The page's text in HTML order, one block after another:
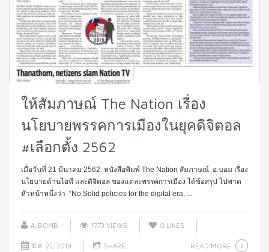
ให้สัมภาษณ์ The Nation เรื่อง
นโยบายพรรคการเมืองในยุคดิจิตอล
#เลือกตั้ง 2562
เมื่อวันที่ 21 มีนาคม 2562 หนังสือพิมพ์ The Nation สัมภาษณ์ อ.บอม เรื่อง
นโยบายด้านไอที และดิจิตอล ของแต่ละพรรคการเมือง ได้ข้อสรุป ไปพาด
หัวหน้าหนึ่งว่า “No Solid policies for the digital era, ...
AJBOMB 1773 VIEWS 0 LIKES
มี.ค. 22, 2019 SHARE READ MORE